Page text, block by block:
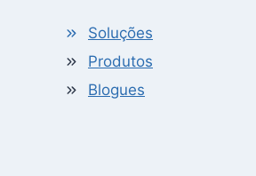
Soluções
Produtos
Blogues